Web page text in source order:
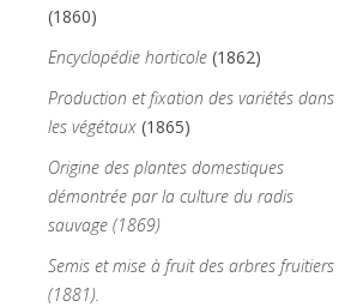
(1860)
Encyclopédie horticole (1862)
Production et fixation des variétés dans
les végétaux (1865)
Origine des plantes domestiques
démontrée par la culture du radis
sauvage (1869)
Semis et mise à fruit des arbres fruitiers
(1881).